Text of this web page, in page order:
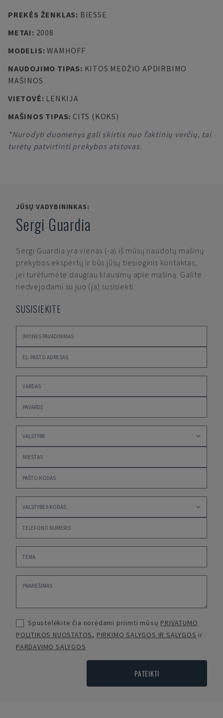
PREKĖS ŽENKLAS: BIESSE
METAI: 2008
MODELIS:WAMHOFF
NAUDOJIMO TIPAS: KITOS MEDŽIO APDIRBIMO
MAŠINOS
VIETOVĖ: LENKIJA
MAŠINOS TIPAS: CITS (KOKS)
*Nurodyti duomenys gali skirtis nuo faktinių verčių, tai
turėtų patvirtinti prekybos atstovas.
JŪSŲ VADYBININKAS:
Sergi Guardia
Sergi Guardia yra vienas (-a) iš mūsų naudotų mašinų
prekybos ekspertų ir būs jūsų tiesioginis kontaktas,
jei turėtumėte daugiau klausimų apie mašiną. Galite
nedvejodami su juo (ja) susisiekti.
SUSISIEKITE
Spustelėkite čia norėdami priimti mūsų PRIVATUMO
POLITIKOS NUOSTATOS, PIRKIMO SĄLYGOS IR SĄLYGOS ir
PARDAVIMO SĄLYGOS
PATEIKTI